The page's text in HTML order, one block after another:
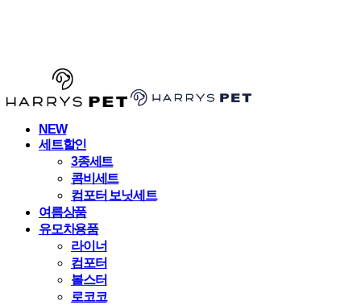
NEW
세트할인
3종세트
콤비세트
컴포터 보닛세트
여름상품
유모차용품
라이너
컴포터
볼스터
로코코